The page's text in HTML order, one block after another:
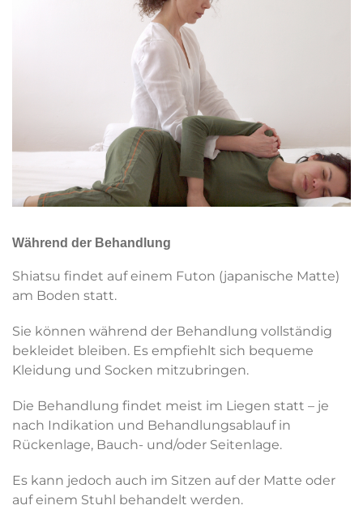
Während der Behandlung
Shiatsu findet auf einem Futon (japanische Matte)
am Boden statt.
Sie können während der Behandlung vollständig
bekleidet bleiben. Es empfiehlt sich bequeme
Kleidung und Socken mitzubringen.
Die Behandlung findet meist im Liegen statt – je
nach Indikation und Behandlungsablauf in
Rückenlage, Bauch- und/oder Seitenlage.
Es kann jedoch auch im Sitzen auf der Matte oder
auf einem Stuhl behandelt werden.